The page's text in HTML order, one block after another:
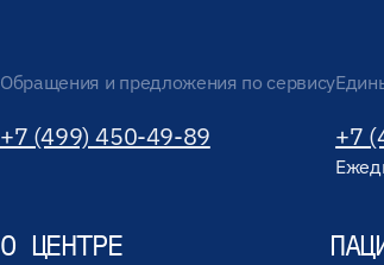
Обращения и предложения по сервису
+7 (499) 450-49-89 +7
О ЦЕНТРЕ